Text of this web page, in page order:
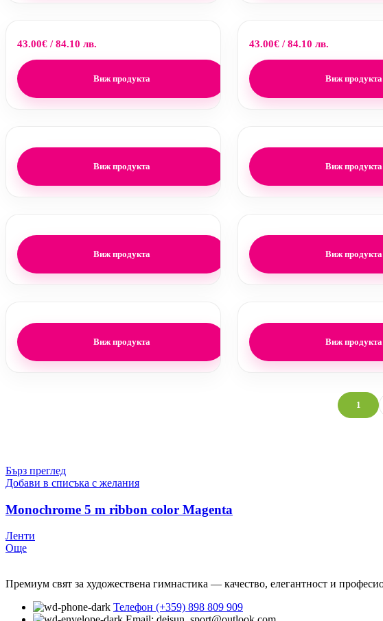
43.00€ / 84.10 лв.
Виж продукта
43.00€ / 84.10 лв.
Виж продукта
Виж продукта Виж продукта
Виж продукта Виж продукта
Виж продукта Виж продукта
1
Бърз преглед
Добави в списъка с желания
Monochrome 5 m ribbon color Magenta
Ленти
Още
Премиум свят за художествена гимнастика — качество, елегантност и
Телефон (+359) 898 809 909